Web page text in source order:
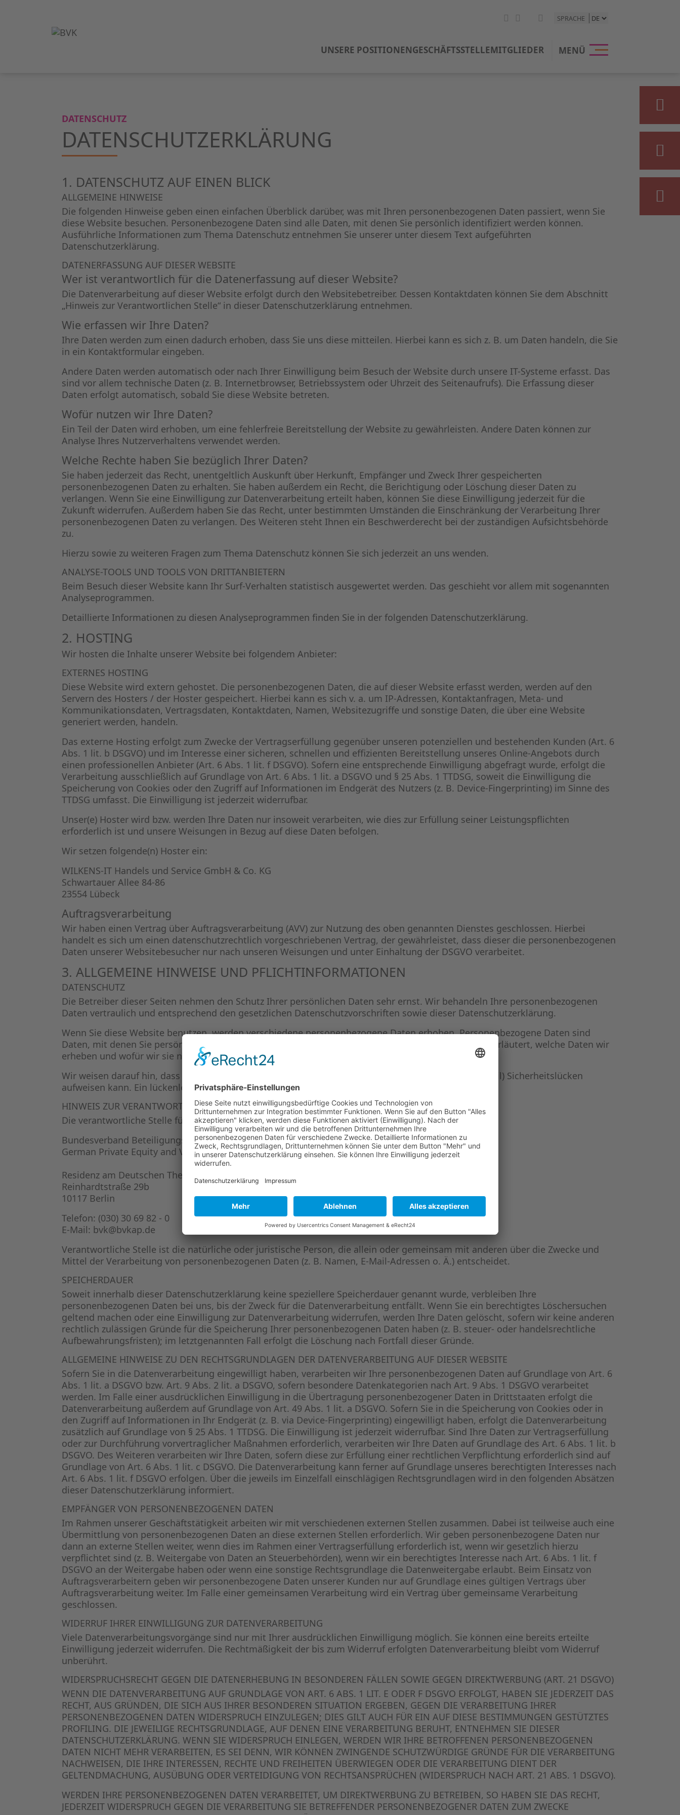
SPRACHE
UNSERE POSITIONENGESCHÄFTSSTELLEMITGLIEDER MENÜ
DATENSCHUTZ
DATENSCHUTZ­ERKLÄRUNG
1. DATENSCHUTZ AUF EINEN BLICK
ALLGEMEINE HINWEISE
Die folgenden Hinweise geben einen einfachen Überblick darüber, was mit Ihren personenbezogenen Daten passiert, wenn Sie
diese Website besuchen. Personenbezogene Daten sind alle Daten, mit denen Sie persönlich identifiziert werden können.
Ausführliche Informationen zum Thema Datenschutz entnehmen Sie unserer unter diesem Text aufgeführten
Datenschutzerklärung.
DATENERFASSUNG AUF DIESER WEBSITE
Wer ist verantwortlich für die Datenerfassung auf dieser Website?
Die Datenverarbeitung auf dieser Website erfolgt durch den Websitebetreiber. Dessen Kontaktdaten können Sie dem Abschnitt
„Hinweis zur Verantwortlichen Stelle“ in dieser Datenschutzerklärung entnehmen.
Wie erfassen wir Ihre Daten?
Ihre Daten werden zum einen dadurch erhoben, dass Sie uns diese mitteilen. Hierbei kann es sich z. B. um Daten handeln, die Sie
in ein Kontaktformular eingeben.
Andere Daten werden automatisch oder nach Ihrer Einwilligung beim Besuch der Website durch unsere IT-Systeme erfasst. Das
sind vor allem technische Daten (z. B. Internetbrowser, Betriebssystem oder Uhrzeit des Seitenaufrufs). Die Erfassung dieser
Daten erfolgt automatisch, sobald Sie diese Website betreten.
Wofür nutzen wir Ihre Daten?
Ein Teil der Daten wird erhoben, um eine fehlerfreie Bereitstellung der Website zu gewährleisten. Andere Daten können zur
Analyse Ihres Nutzerverhaltens verwendet werden.
Welche Rechte haben Sie bezüglich Ihrer Daten?
Sie haben jederzeit das Recht, unentgeltlich Auskunft über Herkunft, Empfänger und Zweck Ihrer gespeicherten
personenbezogenen Daten zu erhalten. Sie haben außerdem ein Recht, die Berichtigung oder Löschung dieser Daten zu
verlangen. Wenn Sie eine Einwilligung zur Datenverarbeitung erteilt haben, können Sie diese Einwilligung jederzeit für die
Zukunft widerrufen. Außerdem haben Sie das Recht, unter bestimmten Umständen die Einschränkung der Verarbeitung Ihrer
personenbezogenen Daten zu verlangen. Des Weiteren steht Ihnen ein Beschwerderecht bei der zuständigen Aufsichtsbehörde
zu.
Hierzu sowie zu weiteren Fragen zum Thema Datenschutz können Sie sich jederzeit an uns wenden.
ANALYSE-TOOLS UND TOOLS VON DRITT­ANBIETERN
Beim Besuch dieser Website kann Ihr Surf-Verhalten statistisch ausgewertet werden. Das geschieht vor allem mit sogenannten
Analyseprogrammen.
Detaillierte Informationen zu diesen Analyseprogrammen finden Sie in der folgenden Datenschutzerklärung.
2. HOSTING
Wir hosten die Inhalte unserer Website bei folgendem Anbieter:
EXTERNES HOSTING
Diese Website wird extern gehostet. Die personenbezogenen Daten, die auf dieser Website erfasst werden, werden auf den
Servern des Hosters / der Hoster gespeichert. Hierbei kann es sich v. a. um IP-Adressen, Kontaktanfragen, Meta- und
Kommunikationsdaten, Vertragsdaten, Kontaktdaten, Namen, Websitezugriffe und sonstige Daten, die über eine Website
generiert werden, handeln.
Das externe Hosting erfolgt zum Zwecke der Vertragserfüllung gegenüber unseren potenziellen und bestehenden Kunden (Art. 6
Abs. 1 lit. b DSGVO) und im Interesse einer sicheren, schnellen und effizienten Bereitstellung unseres Online-Angebots durch
einen professionellen Anbieter (Art. 6 Abs. 1 lit. f DSGVO). Sofern eine entsprechende Einwilligung abgefragt wurde, erfolgt die
Verarbeitung ausschließlich auf Grundlage von Art. 6 Abs. 1 lit. a DSGVO und § 25 Abs. 1 TTDSG, soweit die Einwilligung die
Speicherung von Cookies oder den Zugriff auf Informationen im Endgerät des Nutzers (z. B. Device-Fingerprinting) im Sinne des
TTDSG umfasst. Die Einwilligung ist jederzeit widerrufbar.
Unser(e) Hoster wird bzw. werden Ihre Daten nur insoweit verarbeiten, wie dies zur Erfüllung seiner Leistungspflichten
erforderlich ist und unsere Weisungen in Bezug auf diese Daten befolgen.
Wir setzen folgende(n) Hoster ein:
WILKENS-IT Handels und Service GmbH & Co. KG
Schwartauer Allee 84-86
23554 Lübeck
Auftragsverarbeitung
Wir haben einen Vertrag über Auftragsverarbeitung (AVV) zur Nutzung des oben genannten Dienstes geschlossen. Hierbei
handelt es sich um einen datenschutzrechtlich vorgeschriebenen Vertrag, der gewährleistet, dass dieser die personenbezogenen
Daten unserer Websitebesucher nur nach unseren Weisungen und unter Einhaltung der DSGVO verarbeitet.
3. ALLGEMEINE HINWEISE UND PFLICHT­INFORMATIONEN
DATENSCHUTZ
Die Betreiber dieser Seiten nehmen den Schutz Ihrer persönlichen Daten sehr ernst. Wir behandeln Ihre personenbezogenen
Daten vertraulich und entsprechend den gesetzlichen Datenschutzvorschriften sowie dieser Datenschutzerklärung.
Wenn Sie diese Website benutzen, werden verschiedene personenbezogene Daten erhoben. Personenbezogene Daten sind
Daten, mit denen Sie persönlich identifiziert werden können. Die vorliegende Datenschutzerklärung erläutert, welche Daten wir
erheben und wofür wir sie nutzen. Sie erläutert auch, wie und zu welchem Zweck das geschieht.
Wir weisen darauf hin, dass die Datenübertragung im Internet (z. B. bei der Kommunikation per E-Mail) Sicherheitslücken
aufweisen kann. Ein lückenloser Schutz der Daten vor dem Zugriff durch Dritte ist nicht möglich.
HINWEIS ZUR VERANTWORTLICHEN STELLE
Die verantwortliche Stelle für die Datenverarbeitung auf dieser Website ist:
Bundesverband Beteiligungskapital -
German Private Equity and Venture Capital Association e.V. (BVK)
Residenz am Deutschen Theater
Reinhardtstraße 29b
10117 Berlin
Telefon: (030) 30 69 82 - 0
E-Mail: bvk@bvkap.de
Verantwortliche Stelle ist die natürliche oder juristische Person, die allein oder gemeinsam mit anderen über die Zwecke und
Mittel der Verarbeitung von personenbezogenen Daten (z. B. Namen, E-Mail-Adressen o. Ä.) entscheidet.
SPEICHERDAUER
Soweit innerhalb dieser Datenschutzerklärung keine speziellere Speicherdauer genannt wurde, verbleiben Ihre
personenbezogenen Daten bei uns, bis der Zweck für die Datenverarbeitung entfällt. Wenn Sie ein berechtigtes Löschersuchen
geltend machen oder eine Einwilligung zur Datenverarbeitung widerrufen, werden Ihre Daten gelöscht, sofern wir keine anderen
rechtlich zulässigen Gründe für die Speicherung Ihrer personenbezogenen Daten haben (z. B. steuer- oder handelsrechtliche
Aufbewahrungsfristen); im letztgenannten Fall erfolgt die Löschung nach Fortfall dieser Gründe.
ALLGEMEINE HINWEISE ZU DEN RECHTSGRUNDLAGEN DER DATENVERARBEITUNG AUF DIESER WEBSITE
Sofern Sie in die Datenverarbeitung eingewilligt haben, verarbeiten wir Ihre personenbezogenen Daten auf Grundlage von Art. 6
Abs. 1 lit. a DSGVO bzw. Art. 9 Abs. 2 lit. a DSGVO, sofern besondere Datenkategorien nach Art. 9 Abs. 1 DSGVO verarbeitet
werden. Im Falle einer ausdrücklichen Einwilligung in die Übertragung personenbezogener Daten in Drittstaaten erfolgt die
Datenverarbeitung außerdem auf Grundlage von Art. 49 Abs. 1 lit. a DSGVO. Sofern Sie in die Speicherung von Cookies oder in
den Zugriff auf Informationen in Ihr Endgerät (z. B. via Device-Fingerprinting) eingewilligt haben, erfolgt die Datenverarbeitung
zusätzlich auf Grundlage von § 25 Abs. 1 TTDSG. Die Einwilligung ist jederzeit widerrufbar. Sind Ihre Daten zur Vertragserfüllung
oder zur Durchführung vorvertraglicher Maßnahmen erforderlich, verarbeiten wir Ihre Daten auf Grundlage des Art. 6 Abs. 1 lit. b
DSGVO. Des Weiteren verarbeiten wir Ihre Daten, sofern diese zur Erfüllung einer rechtlichen Verpflichtung erforderlich sind auf
Grundlage von Art. 6 Abs. 1 lit. c DSGVO. Die Datenverarbeitung kann ferner auf Grundlage unseres berechtigten Interesses nach
Art. 6 Abs. 1 lit. f DSGVO erfolgen. Über die jeweils im Einzelfall einschlägigen Rechtsgrundlagen wird in den folgenden Absätzen
dieser Datenschutzerklärung informiert.
EMPFÄNGER VON PERSONENBEZOGENEN DATEN
Im Rahmen unserer Geschäftstätigkeit arbeiten wir mit verschiedenen externen Stellen zusammen. Dabei ist teilweise auch eine
Übermittlung von personenbezogenen Daten an diese externen Stellen erforderlich. Wir geben personenbezogene Daten nur
dann an externe Stellen weiter, wenn dies im Rahmen einer Vertragserfüllung erforderlich ist, wenn wir gesetzlich hierzu
verpflichtet sind (z. B. Weitergabe von Daten an Steuerbehörden), wenn wir ein berechtigtes Interesse nach Art. 6 Abs. 1 lit. f
DSGVO an der Weitergabe haben oder wenn eine sonstige Rechtsgrundlage die Datenweitergabe erlaubt. Beim Einsatz von
Auftragsverarbeitern geben wir personenbezogene Daten unserer Kunden nur auf Grundlage eines gültigen Vertrags über
Auftragsverarbeitung weiter. Im Falle einer gemeinsamen Verarbeitung wird ein Vertrag über gemeinsame Verarbeitung
geschlossen.
WIDERRUF IHRER EINWILLIGUNG ZUR DATENVERARBEITUNG
Viele Datenverarbeitungsvorgänge sind nur mit Ihrer ausdrücklichen Einwilligung möglich. Sie können eine bereits erteilte
Einwilligung jederzeit widerrufen. Die Rechtmäßigkeit der bis zum Widerruf erfolgten Datenverarbeitung bleibt vom Widerruf
unberührt.
WIDERSPRUCHSRECHT GEGEN DIE DATENERHEBUNG IN BESONDEREN FÄLLEN SOWIE GEGEN DIREKTWERBUNG (ART. 21 DSGVO)
WENN DIE DATENVERARBEITUNG AUF GRUNDLAGE VON ART. 6 ABS. 1 LIT. E ODER F DSGVO ERFOLGT, HABEN SIE JEDERZEIT DAS
RECHT, AUS GRÜNDEN, DIE SICH AUS IHRER BESONDEREN SITUATION ERGEBEN, GEGEN DIE VERARBEITUNG IHRER
PERSONENBEZOGENEN DATEN WIDERSPRUCH EINZULEGEN; DIES GILT AUCH FÜR EIN AUF DIESE BESTIMMUNGEN GESTÜTZTES
PROFILING. DIE JEWEILIGE RECHTSGRUNDLAGE, AUF DENEN EINE VERARBEITUNG BERUHT, ENTNEHMEN SIE DIESER
DATENSCHUTZERKLÄRUNG. WENN SIE WIDERSPRUCH EINLEGEN, WERDEN WIR IHRE BETROFFENEN PERSONENBEZOGENEN
DATEN NICHT MEHR VERARBEITEN, ES SEI DENN, WIR KÖNNEN ZWINGENDE SCHUTZWÜRDIGE GRÜNDE FÜR DIE VERARBEITUNG
NACHWEISEN, DIE IHRE INTERESSEN, RECHTE UND FREIHEITEN ÜBERWIEGEN ODER DIE VERARBEITUNG DIENT DER
GELTENDMACHUNG, AUSÜBUNG ODER VERTEIDIGUNG VON RECHTSANSPRÜCHEN (WIDERSPRUCH NACH ART. 21 ABS. 1 DSGVO).
WERDEN IHRE PERSONENBEZOGENEN DATEN VERARBEITET, UM DIREKTWERBUNG ZU BETREIBEN, SO HABEN SIE DAS RECHT,
JEDERZEIT WIDERSPRUCH GEGEN DIE VERARBEITUNG SIE BETREFFENDER PERSONENBEZOGENER DATEN ZUM ZWECKE